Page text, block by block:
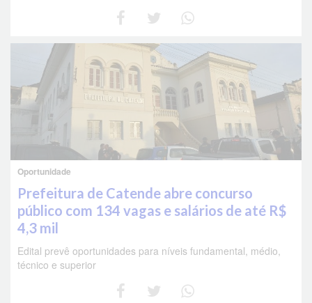
Oportunidade
Prefeitura de Catende abre concurso
público com 134 vagas e salários de até R$
4,3 mil
Edital prevê oportunidades para níveis fundamental, médio,
técnico e superior